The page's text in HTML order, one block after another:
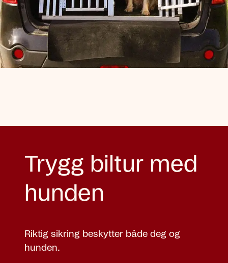
Trygg biltur med
hunden
Riktig sikring beskytter både deg og
hunden.